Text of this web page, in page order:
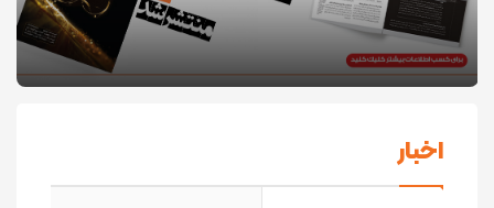
اخبار